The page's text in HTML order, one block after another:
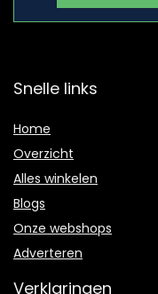
Snelle links
Home
Overzicht
Alles winkelen
Blogs
Onze webshops
Adverteren
Verklaringen